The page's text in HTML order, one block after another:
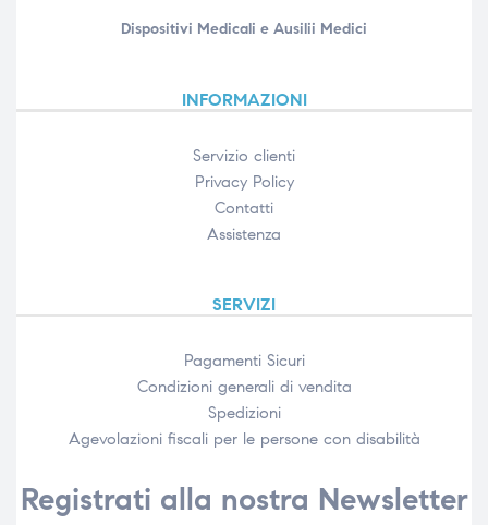
Dispositivi Medicali e Ausilii Medici
INFORMAZIONI
Servizio clienti
Privacy Policy
Contatti
Assistenza
SERVIZI
Pagamenti Sicuri
Condizioni generali di vendita
Spedizioni
Agevolazioni fiscali per le persone con disabilità​
Registrati alla nostra Newsletter